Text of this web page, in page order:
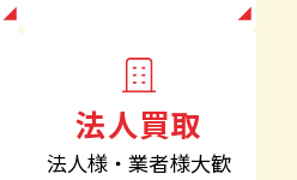
法人買取
法人様・業者様大歓